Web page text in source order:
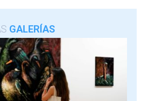
GALERÍAS